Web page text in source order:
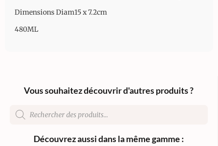
Dimensions Diam15 x 7.2cm
480ML
Vous souhaitez découvrir d'autres produits ?
Découvrez aussi dans la même gamme :